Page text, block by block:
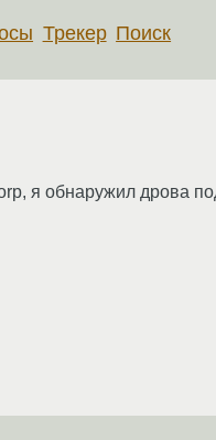
Трекер Поиск
я обнаружил дрова